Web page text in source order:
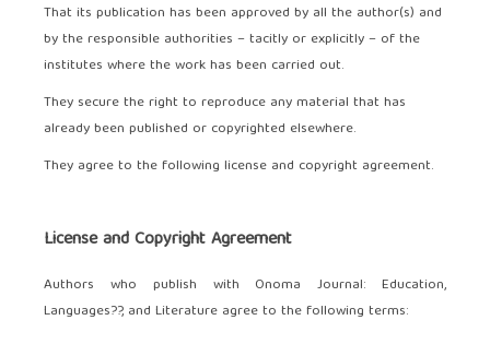
That its publication has been approved by all the author(s) and
by the responsible authorities – tacitly or explicitly – of the
institutes where the work has been carried out.
They secure the right to reproduce any material that has
already been published or copyrighted elsewhere.
They agree to the following license and copyright agreement.
License and Copyright Agreement
Authors who publish with Onoma Journal: Education,
Languages??, and Literature agree to the following terms: